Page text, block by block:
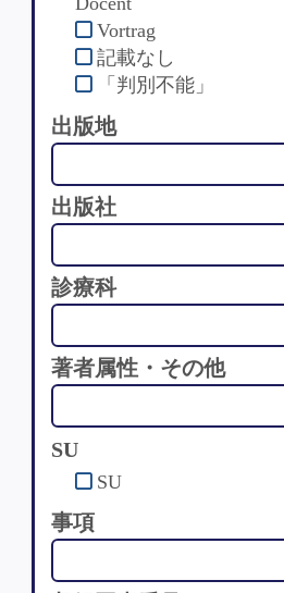
Vortrag
記載なし
「判別不能」
出版地
出版社
診療科
著者属性・その他
SU
SU
事項